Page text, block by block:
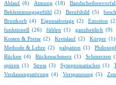
Ablauf (6) Atmung (18) Bandscheibenvorfall
Beklemmungsgefühl
(2) Berufsbild (5)
Brustkorb (4) Eigensabotage (2) Emotion
funktionell
(26) fühlen (1) ganzheitlich (9)
Kosten & Preise (2) Kreislauf (2) Körper (1)
Methode & Lehre (2) palpation (1)
Rücken (4) Rückenschmerz (1) Schmerzen
spüren (1) Stress (3) Symptomatisches (1)
Verdauungsstörung (4) Verspannung (5)